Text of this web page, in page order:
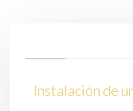
Instalación de